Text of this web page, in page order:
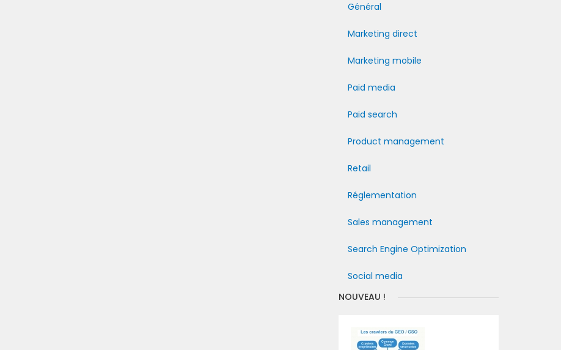
Général
Marketing direct
Marketing mobile
Paid media
Paid search
Product management
Retail
Réglementation
Sales management
Search Engine Optimization
Social media
NOUVEAU !